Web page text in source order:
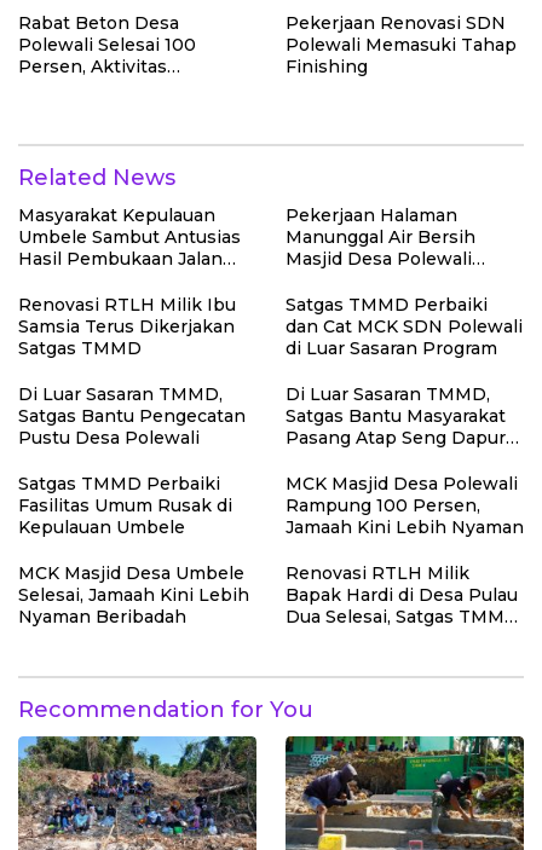
Rabat Beton Desa
Polewali Selesai 100
Persen, Aktivitas
Pekerjaan Renovasi SDN
Polewali Memasuki Tahap
Finishing
Related News
Masyarakat Kepulauan
Umbele Sambut Antusias
Hasil Pembukaan Jalan
Pekerjaan Halaman
Manunggal Air Bersih
Masjid Desa Polewali
Penutupan TMMD
Renovasi RTLH Milik Ibu
Samsia Terus Dikerjakan
Satgas TMMD
Satgas TMMD Perbaiki
dan Cat MCK SDN Polewali
di Luar Sasaran Program
Di Luar Sasaran TMMD,
Satgas Bantu Pengecatan
Pustu Desa Polewali
Di Luar Sasaran TMMD,
Satgas Bantu Masyarakat
Pasang Atap Seng Dapur
Satgas TMMD Perbaiki
Fasilitas Umum Rusak di
Kepulauan Umbele
MCK Masjid Desa Polewali
Rampung 100 Persen,
Jamaah Kini Lebih Nyaman
MCK Masjid Desa Umbele
Selesai, Jamaah Kini Lebih
Nyaman Beribadah
Renovasi RTLH Milik
Bapak Hardi di Desa Pulau
Dua Selesai, Satgas TMMD
Recommendation for You